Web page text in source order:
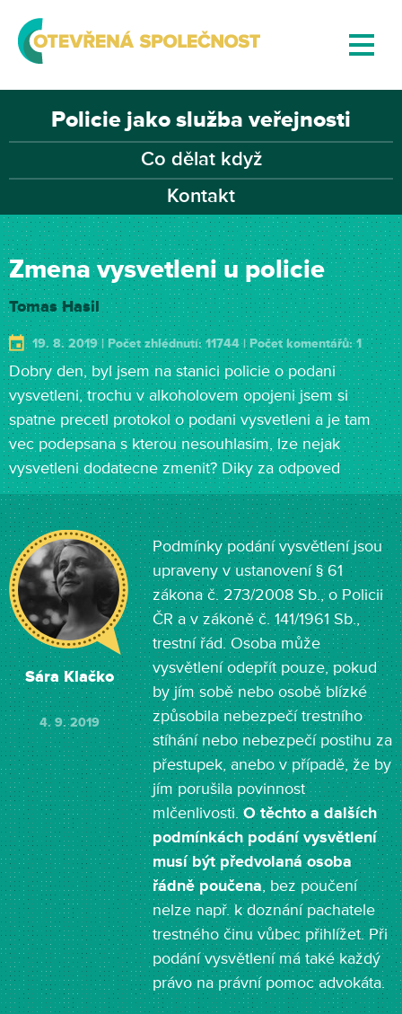
Policie jako služba veřejnosti
Co dělat když
Kontakt
Zmena vysvetleni u policie
Tomas Hasil
19. 8. 2019 | Počet zhlédnutí: 11744 | Počet komentářů: 1
Dobry den, byl jsem na stanici policie o podani
vysvetleni, trochu v alkoholovem opojeni jsem si
spatne precetl protokol o podani vysvetleni a je tam
vec podepsana s kterou nesouhlasim, lze nejak
vysvetleni dodatecne zmenit? Diky za odpoved
Sára Klačko
4. 9. 2019
Podmínky podání vysvětlení jsou
upraveny v ustanovení § 61
zákona č. 273/2008 Sb., o Policii
ČR a v zákoně č. 141/1961 Sb.,
trestní řád. Osoba může
vysvětlení odepřít pouze, pokud
by jím sobě nebo osobě blízké
způsobila nebezpečí trestního
stíhání nebo nebezpečí postihu za
přestupek, anebo v případě, že by
jím porušila povinnost
mlčenlivosti.O těchto a dalších
podmínkách podání vysvětlení
musí být předvolaná osoba
řádně poučena, bez poučení
nelze např. k doznání pachatele
trestného činu vůbec přihlížet. Při
podání vysvětlení má také každý
právo na právní pomoc advokáta.